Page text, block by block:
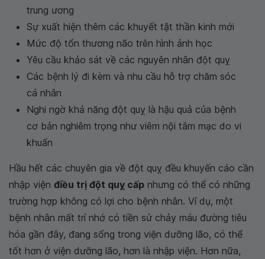
trung ương
Sự xuất hiện thêm các khuyết tật thần kinh mới
Mức độ tổn thương não trên hình ảnh học
Yêu cầu khảo sát về các nguyên nhân đột quỵ
Các bệnh lý đi kèm và nhu cầu hỗ trợ chăm sóc
cá nhân
Nghi ngờ khả năng đột quỵ là hậu quả của bệnh
cơ bản nghiêm trọng như viêm nội tâm mạc do vi
khuẩn
Hầu hết các chuyên gia về đột quỵ đều khuyến cáo cần
nhập viện điều trị đột quỵ cấp nhưng có thể có những
trường hợp không có lợi cho bệnh nhân. Ví dụ, một
bệnh nhân mất trí nhớ có tiền sử chảy máu đường tiêu
hóa gần đây, đang sống trong viện dưỡng lão, có thể
tốt hơn ở viện dưỡng lão, hơn là nhập viện. Hơn nữa,